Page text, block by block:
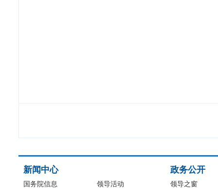
新闻中心
国务院信息 领导活动
政务公开
领导之窗